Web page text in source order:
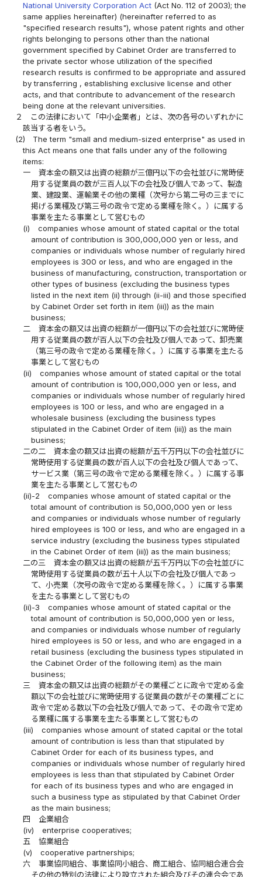
National University Corporation Act (Act No. 112 of 2003); the
same applies hereinafter) (hereinafter referred to as
"specified research results"), whose patent rights and other
rights belonging to persons other than the national
government specified by Cabinet Order are transferred to
the private sector whose utilization of the specified
research results is confirmed to be appropriate and assured
by transferring , establishing exclusive license and other
acts, and that contribute to advancement of the research
being done at the relevant universities.
２
この法律において「中小企業者」とは、次の各号のいずれかに
該当する者をいう。
(2)
The term "small and medium-sized enterprise" as used in
this Act means one that falls under any of the following
items:
一
資本金の額又は出資の総額が三億円以下の会社並びに常時使
用する従業員の数が三百人以下の会社及び個人であって、製造
業、建設業、運輸業その他の業種（次号から第二号の三までに
掲げる業種及び第三号の政令で定める業種を除く。）に属する
事業を主たる事業として営むもの
(i)
companies whose amount of stated capital or the total
amount of contribution is 300,000,000 yen or less, and
companies or individuals whose number of regularly hired
employees is 300 or less, and who are engaged in the
business of manufacturing, construction, transportation or
other types of business (excluding the business types
listed in the next item (ii) through (ii-iii) and those specified
by Cabinet Order set forth in item (iii)) as the main
business;
二
資本金の額又は出資の総額が一億円以下の会社並びに常時使
用する従業員の数が百人以下の会社及び個人であって、卸売業
（第三号の政令で定める業種を除く。）に属する事業を主たる
事業として営むもの
(ii)
companies whose amount of stated capital or the total
amount of contribution is 100,000,000 yen or less, and
companies or individuals whose number of regularly hired
employees is 100 or less, and who are engaged in a
wholesale business (excluding the business types
stipulated in the Cabinet Order of item (iii)) as the main
business;
二の二
資本金の額又は出資の総額が五千万円以下の会社並びに
常時使用する従業員の数が百人以下の会社及び個人であって、
サービス業（第三号の政令で定める業種を除く。）に属する事
業を主たる事業として営むもの
(ii)-2
companies whose amount of stated capital or the
total amount of contribution is 50,000,000 yen or less
and companies or individuals whose number of regularly
hired employees is 100 or less, and who are engaged in a
service industry (excluding the business types stipulated
in the Cabinet Order of item (iii)) as the main business;
二の三
資本金の額又は出資の総額が五千万円以下の会社並びに
常時使用する従業員の数が五十人以下の会社及び個人であっ
て、小売業（次号の政令で定める業種を除く。）に属する事業
を主たる事業として営むもの
(ii)-3
companies whose amount of stated capital or the
total amount of contribution is 50,000,000 yen or less,
and companies or individuals whose number of regularly
hired employees is 50 or less, and who are engaged in a
retail business (excluding the business types stipulated in
the Cabinet Order of the following item) as the main
business;
三
資本金の額又は出資の総額がその業種ごとに政令で定める金
額以下の会社並びに常時使用する従業員の数がその業種ごとに
政令で定める数以下の会社及び個人であって、その政令で定め
る業種に属する事業を主たる事業として営むもの
(iii)
companies whose amount of stated capital or the total
amount of contribution is less than that stipulated by
Cabinet Order for each of its business types, and
companies or individuals whose number of regularly hired
employees is less than that stipulated by Cabinet Order
for each of its business types and who are engaged in
such a business type as stipulated by that Cabinet Order
as the main business;
四
企業組合
(iv)
enterprise cooperatives;
五
協業組合
(v)
cooperative partnerships;
六
事業協同組合、事業協同小組合、商工組合、協同組合連合会
その他の特別の法律により設立された組合及びその連合会であ